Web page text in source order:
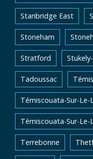
Stanbridge East
Stoneham
Stratford
Tadoussac
Témiscouata-Sur-Le-
Témiscouata-Sur-
Terrebonne